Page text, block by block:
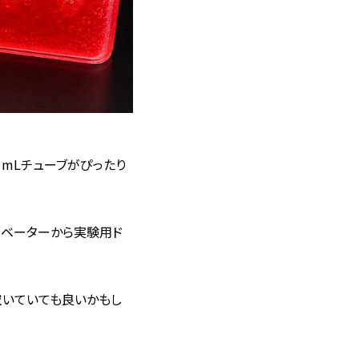
チューブがぴったり
ーターから実験用ド
ていても良いかもし